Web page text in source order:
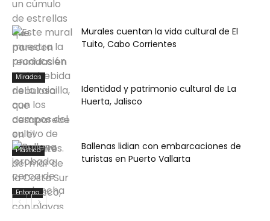
Plástica
Murales cuentan la vida cultural de El
Tuito, Cabo Corrientes
Miradas
Identidad y patrimonio cultural de La
Huerta, Jalisco
Entorno
Ballenas lidian con embarcaciones de
turistas en Puerto Vallarta